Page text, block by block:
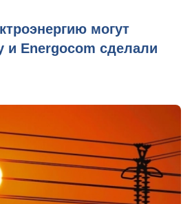
могут
и Energocom сделали